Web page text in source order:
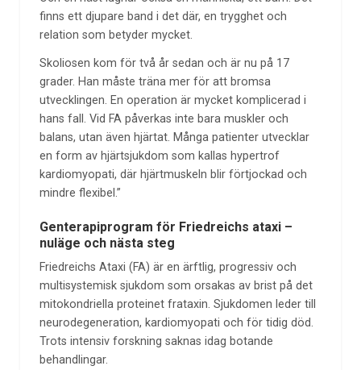
finns ett djupare band i det där, en trygghet och
relation som betyder mycket.
Skoliosen kom för två år sedan och är nu på 17
grader. Han måste träna mer för att bromsa
utvecklingen. En operation är mycket komplicerad i
hans fall. Vid FA påverkas inte bara muskler och
balans, utan även hjärtat. Många patienter utvecklar
en form av hjärtsjukdom som kallas hypertrof
kardiomyopati, där hjärtmuskeln blir förtjockad och
mindre flexibel.”
Genterapiprogram för Friedreichs ataxi –
nuläge och nästa steg
Friedreichs Ataxi (FA) är en ärftlig, progressiv och
multisystemisk sjukdom som orsakas av brist på det
mitokondriella proteinet frataxin. Sjukdomen leder till
neurodegeneration, kardiomyopati och för tidig död.
Trots intensiv forskning saknas idag botande
behandlingar.